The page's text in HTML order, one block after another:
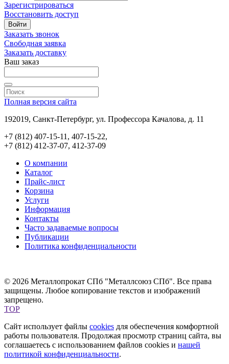
Зарегистрироваться
Восстановить доступ
Войти
Заказать звонок
Свободная заявка
Заказать доставку
Ваш заказ
Полная версия сайта
192019, Санкт-Петербург, ул. Профессора Качалова, д. 11
+7 (812) 407-15-11, 407-15-22,
+7 (812) 412-37-07, 412-37-09
О компании
Каталог
Прайс-лист
Корзина
Услуги
Информация
Контакты
Часто задаваемые вопросы
Публикации
Политика конфиденциальности
© 2026 Металлопрокат СПб "Металлсоюз СПб". Все права
защищены. Любое копирование текстов и изображений
запрещено.
TOP
Сайт использует файлы cookies для обеспечения комфортной
работы пользователя. Продолжая просмотр страниц сайта, вы
соглашаетесь с использованием файлов cookies и нашей
политикой конфиденциальности.